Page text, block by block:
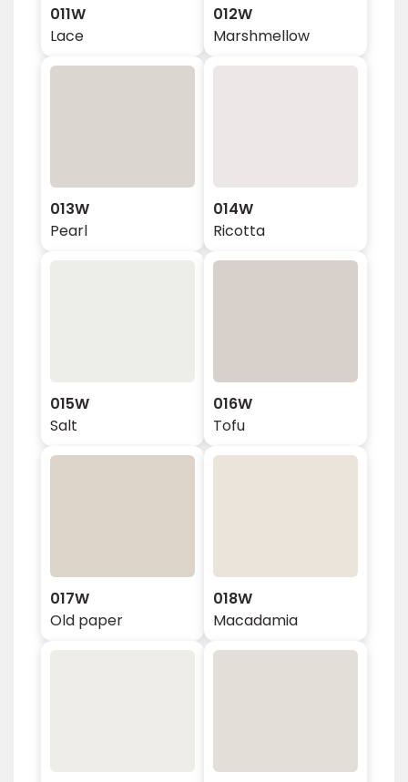
011W
Lace
012W
Marshmellow
013W
Pearl
014W
Ricotta
015W
Salt
016W
Tofu
017W
Old paper
018W
Macadamia